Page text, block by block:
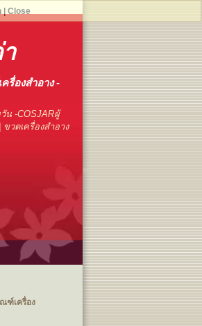
รื่องสำอาง -
น -COSJARผู้
วดเครื่องสำอาง
ฑ์เครื่อง
| Close